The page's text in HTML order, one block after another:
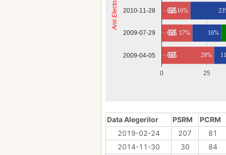
0 25
2010-11-28
2009-07-29
2009-04-05
0%
0%
0%
0%
0%
0%
16%
17%
29%
16%
Anii Electorali
Data Alegerilor PSRM
PCRM
2019-02-24
207
81
2014-11-30
30
84